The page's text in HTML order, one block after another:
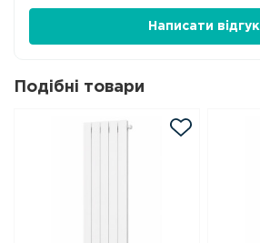
Написати відгук
Подібні товари